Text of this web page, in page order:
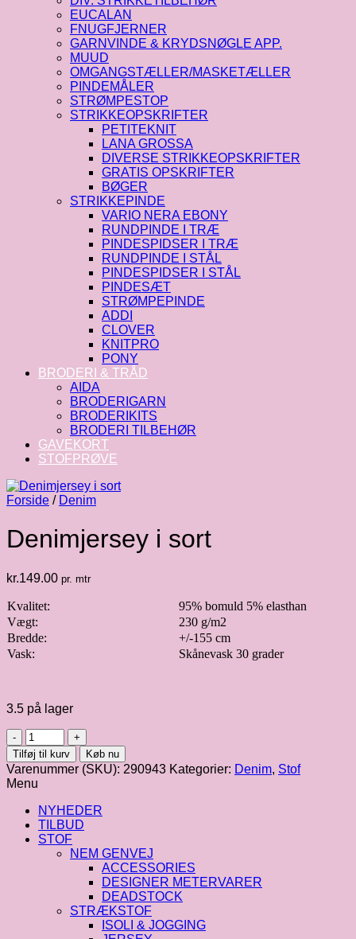
EUCALAN
FNUGFJERNER
GARNVINDE & KRYDSNØGLE APP.
MUUD
OMGANGSTÆLLER/MASKETÆLLER
PINDEMÅLER
STRØMPESTOP
STRIKKEOPSKRIFTER
PETITEKNIT
LANA GROSSA
DIVERSE STRIKKEOPSKRIFTER
GRATIS OPSKRIFTER
BØGER
STRIKKEPINDE
VARIO NERA EBONY
RUNDPINDE I TRÆ
PINDESPIDSER I TRÆ
RUNDPINDE I STÅL
PINDESPIDSER I STÅL
PINDESÆT
STRØMPEPINDE
ADDI
CLOVER
KNITPRO
PONY
BRODERI & TRÅD
AIDA
BRODERIGARN
BRODERIKITS
BRODERI TILBEHØR
GAVEKORT
STOFPRØVE
Forside / Denim
Denimjersey i sort
kr.149.00 pr. mtr
Kvalitet:
95% bomuld 5% elasthan
Vægt:
230 g/m2
Bredde:
+/-155 cm
Vask:
Skånevask 30 grader
3.5 på lager
Denimjersey
i
sort
antal
Tilføj til kurv Køb nu
Varenummer (SKU): 290943 Kategorier: Denim, Stof
Menu
NYHEDER
TILBUD
STOF
NEM GENVEJ
ACCESSORIES
DESIGNER METERVARER
DEADSTOCK
STRÆKSTOF
ISOLI & JOGGING